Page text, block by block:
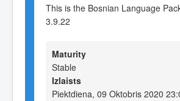
This is the Bosnian Language
3.9.22
Maturity
Stable
Izlaists
Piektdiena, 09 Oktobris 2020